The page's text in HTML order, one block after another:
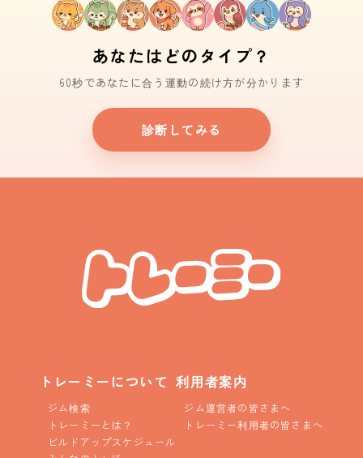
あなたはどのタイプ？
60秒であなたに合う運動の続け方が分かります
診断してみる
トレーミーについて
ジム検索
トレーミーとは？
ビルドアップスケジュール
利用者案内
ジム運営者の皆さまへ
トレーミー利用者の皆さまへ